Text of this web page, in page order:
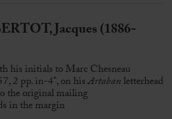
Jacques (1886-
his initials to Marc Chesneau
2 pp. in-4°, on hisArtabanletterhead
the original mailing
in the margin